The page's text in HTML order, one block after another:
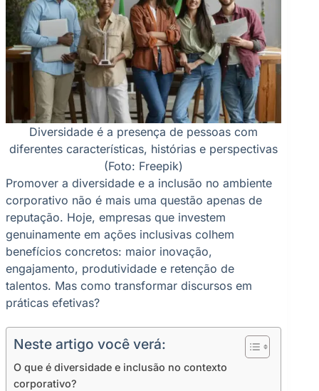
Diversidade é a presença de pessoas com
diferentes características, histórias e perspectivas
(Foto: Freepik)
Promover a diversidade e a inclusão no ambiente
corporativo não é mais uma questão apenas de
reputação. Hoje, empresas que investem
genuinamente em ações inclusivas colhem
benefícios concretos: maior inovação,
engajamento, produtividade e retenção de
talentos. Mas como transformar discursos em
práticas efetivas?
Neste artigo você verá:
O que é diversidade e inclusão no contexto
corporativo?